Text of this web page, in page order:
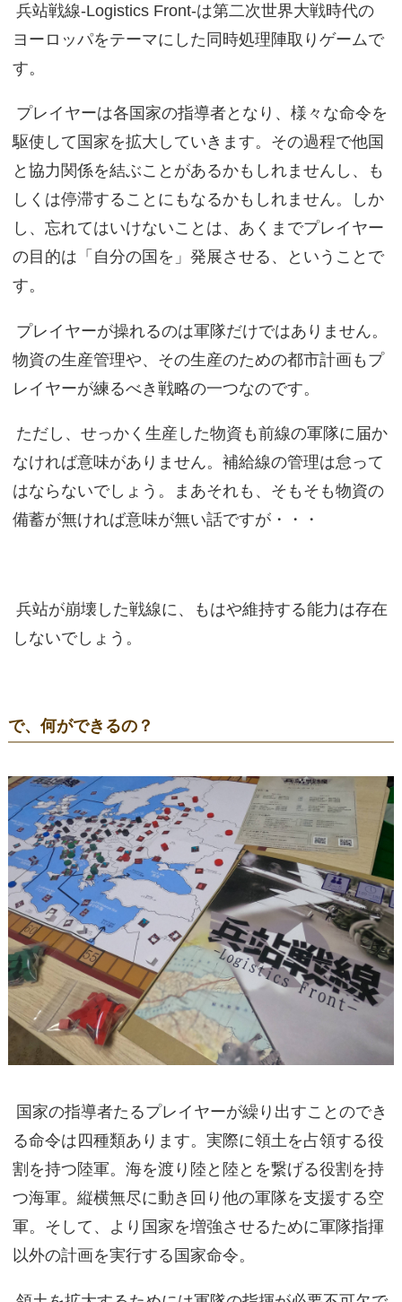
兵站戦線-Logistics Front-は第二次世界大戦時代の
ヨーロッパをテーマにした同時処理陣取りゲームで
す。
プレイヤーは各国家の指導者となり、様々な命令を
駆使して国家を拡大していきます。その過程で他国
と協力関係を結ぶことがあるかもしれませんし、も
しくは停滞することにもなるかもしれません。しか
し、忘れてはいけないことは、あくまでプレイヤー
の目的は「自分の国を」発展させる、ということで
す。
プレイヤーが操れるのは軍隊だけではありません。
物資の生産管理や、その生産のための都市計画もプ
レイヤーが練るべき戦略の一つなのです。
ただし、せっかく生産した物資も前線の軍隊に届か
なければ意味がありません。補給線の管理は怠って
はならないでしょう。まあそれも、そもそも物資の
備蓄が無ければ意味が無い話ですが・・・
兵站が崩壊した戦線に、もはや維持する能力は存在
しないでしょう。
で、何ができるの？
国家の指導者たるプレイヤーが繰り出すことのでき
る命令は四種類あります。実際に領土を占領する役
割を持つ陸軍。海を渡り陸と陸とを繋げる役割を持
つ海軍。縦横無尽に動き回り他の軍隊を支援する空
軍。そして、より国家を増強させるために軍隊指揮
以外の計画を実行する国家命令。